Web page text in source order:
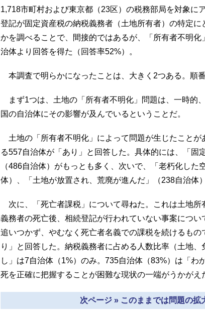
1,718市町村および東京都（23区）の税務部局を対象に
登記が固定資産税の納税義務者（土地所有者）の特定
かを調べることで、間接的ではあるが、「所有者不明
治体より回答を得た（回答率52%）。
本調査で明らかになったことは、大きく2つある。順番
まず1つは、土地の「所有者不明化」問題は、一時的
国の自治体にその影響が及んでいるということだ。
土地の「所有者不明化」によって問題が生じたことが
る557自治体が「あり」と回答した。具体的には、「固
（486自治体）がもっとも多く、次いで、「老朽化した
体）、「土地が放置され、荒廃が進んだ」（238自治体
次に、「死亡者課税」について尋ねた。これは土地所
義務者の死亡後、相続登記が行われていない事案につ
追いつかず、やむなく死亡者名義での課税を続けるも
り」と回答した。納税義務者に占める人数比率（土地
し」は7自治体（1%）のみ。735自治体（83%）は「わ
死を正確に把握することが困難な現状の一端がうかがえ
次ページ » このままでは問題の拡